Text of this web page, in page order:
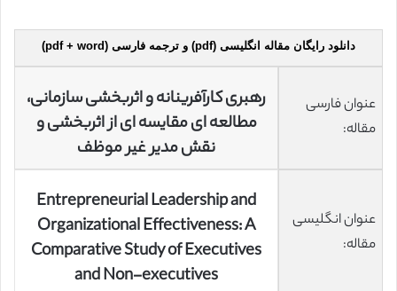
دانلود رایگان مقاله انگلیسی (pdf) و ترجمه فارسی (pdf + word)
عنوان فارسی
مقاله:
رهبری کارآفرینانه و اثربخشی سازمانی،
مطالعه ای مقایسه ای از اثربخشی و
نقش مدیر غیر موظف
عنوان انگلیسی
مقاله:
Entrepreneurial Leadership and
Organizational Effectiveness: A
Comparative Study of Executives
and Non-executives